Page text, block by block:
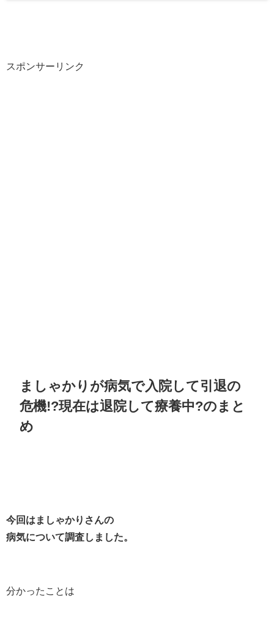
スポンサーリンク
ましゃかりが病気で入院して引退の
危機!?現在は退院して療養中?のまと
め
今回はましゃかりさんの
病気について調査しました。
分かったことは